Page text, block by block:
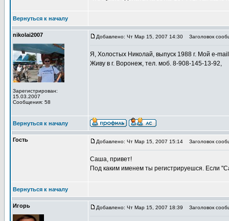
Вернуться к началу
nikolai2007
Зарегистрирован:
15.03.2007
Сообщения: 58
Добавлено: Чт Мар 15, 2007 14:30 Заголовок
Я, Холостых Николай, выпуск 1988 г. Мой e-
Живу в г. Воронеж, тел. моб. 8-908-145-13-92,
Вернуться к началу
Гость Добавлено: Чт Мар 15, 2007 15:14 Заголовок
Саша, привет!
Под каким именем ты регистрируешся. Если
Вернуться к началу
Игорь Добавлено: Чт Мар 15, 2007 18:39 Заголовок